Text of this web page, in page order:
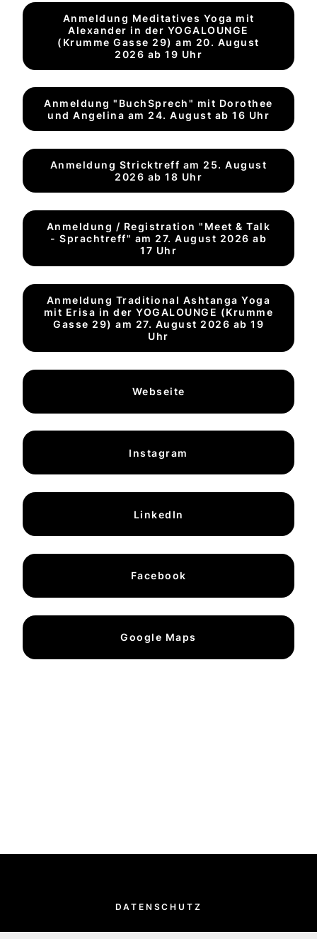
Anmeldung Meditatives Yoga mit
Alexander in der YOGALOUNGE
(Krumme Gasse 29) am 20. August
2026 ab 19 Uhr
Anmeldung "BuchSprech" mit Dorothee
und Angelina am 24. August ab 16 Uhr
Anmeldung Stricktreff am 25. August
2026 ab 18 Uhr
Anmeldung / Registration "Meet & Talk
- Sprachtreff" am 27. August 2026 ab
17 Uhr
Anmeldung Traditional Ashtanga Yoga
mit Erisa in der YOGALOUNGE (Krumme
Gasse 29) am 27. August 2026 ab 19
Uhr
Webseite
Instagram
LinkedIn
Facebook
Google Maps
DATENSCHUTZ